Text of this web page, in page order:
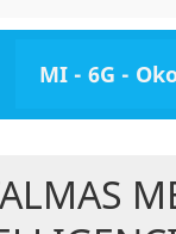
MI - 6G -